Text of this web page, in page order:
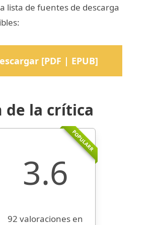
lista de fuentes de descarga
[PDF | EPUB]
de la crítica
POPULARR
3.6
92 valoraciones en